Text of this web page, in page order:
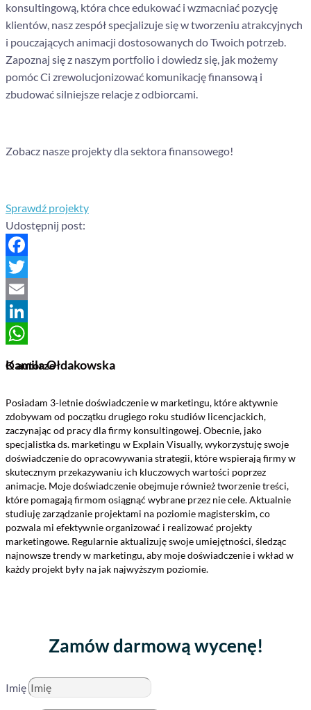
konsultingową, która chce edukować i wzmacniać pozycję
klientów, nasz zespół specjalizuje się w tworzeniu atrakcyjnych
i pouczających animacji dostosowanych do Twoich potrzeb.
Zapoznaj się z naszym portfolio i dowiedz się, jak możemy
pomóc Ci zrewolucjonizować komunikację finansową i
zbudować silniejsze relacje z odbiorcami.
Zobacz nasze projekty dla sektora finansowego!
Sprawdź projekty
Udostępnij post:
Facebook
Twitter
Email
LinkedIn
O autorze
Kamila Ołdakowska
Posiadam 3-letnie doświadczenie w marketingu, które aktywnie
zdobywam od początku drugiego roku studiów licencjackich,
zaczynając od pracy dla firmy konsultingowej. Obecnie, jako
specjalistka ds. marketingu w Explain Visually, wykorzystuję swoje
doświadczenie do opracowywania strategii, które wspierają firmy w
skutecznym przekazywaniu ich kluczowych wartości poprzez
animacje. Moje doświadczenie obejmuje również tworzenie treści,
które pomagają firmom osiągnąć wybrane przez nie cele. Aktualnie
studiuję zarządzanie projektami na poziomie magisterskim, co
pozwala mi efektywnie organizować i realizować projekty
marketingowe. Regularnie aktualizuję swoje umiejętności, śledząc
najnowsze trendy w marketingu, aby moje doświadczenie i wkład w
każdy projekt były na jak najwyższym poziomie.
Zamów darmową wycenę!
Imię